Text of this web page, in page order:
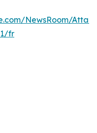
NewsRoom/
fr